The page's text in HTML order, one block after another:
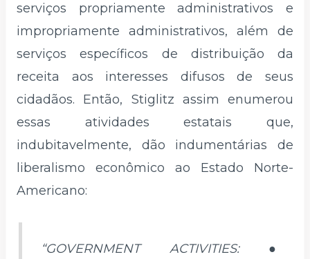
serviços propriamente administrativos e
impropriamente administrativos, além de
serviços específicos de distribuição da
receita aos interesses difusos de seus
cidadãos. Então, Stiglitz assim enumerou
essas atividades estatais que,
indubitavelmente, dão indumentárias de
liberalismo econômico ao Estado Norte-
Americano:
“GOVERNMENT ACTIVITIES: ●